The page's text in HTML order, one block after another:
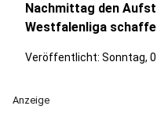
Nachmittag den
Westfalenliga
Veröffentlicht: Sonntag,
Anzeige